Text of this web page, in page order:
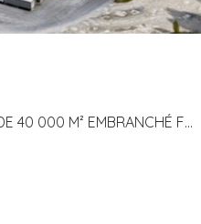
TRÈS GRAND SITE D'ACTIVITÉ DE 40 000 M² EMBRANCHÉ FER AU LARDIN SAINT LAZARE (24) PROCHE A89 À LOUER